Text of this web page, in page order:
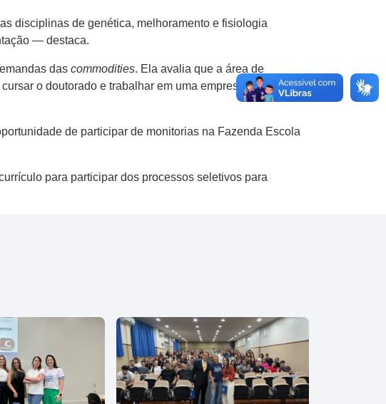
disciplinas de genética, melhoramento e fisiologia
— destaca.
das commodities. Ela avalia que a área de
o doutorado e trabalhar em uma empresa de
de participar de monitorias na Fazenda Escola
para participar dos processos seletivos para